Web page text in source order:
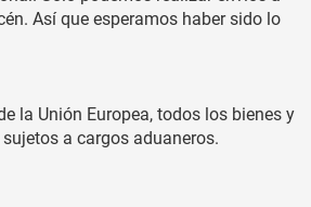
Así que esperamos haber sido lo
la Unión Europea, todos los bienes y
a cargos aduaneros.